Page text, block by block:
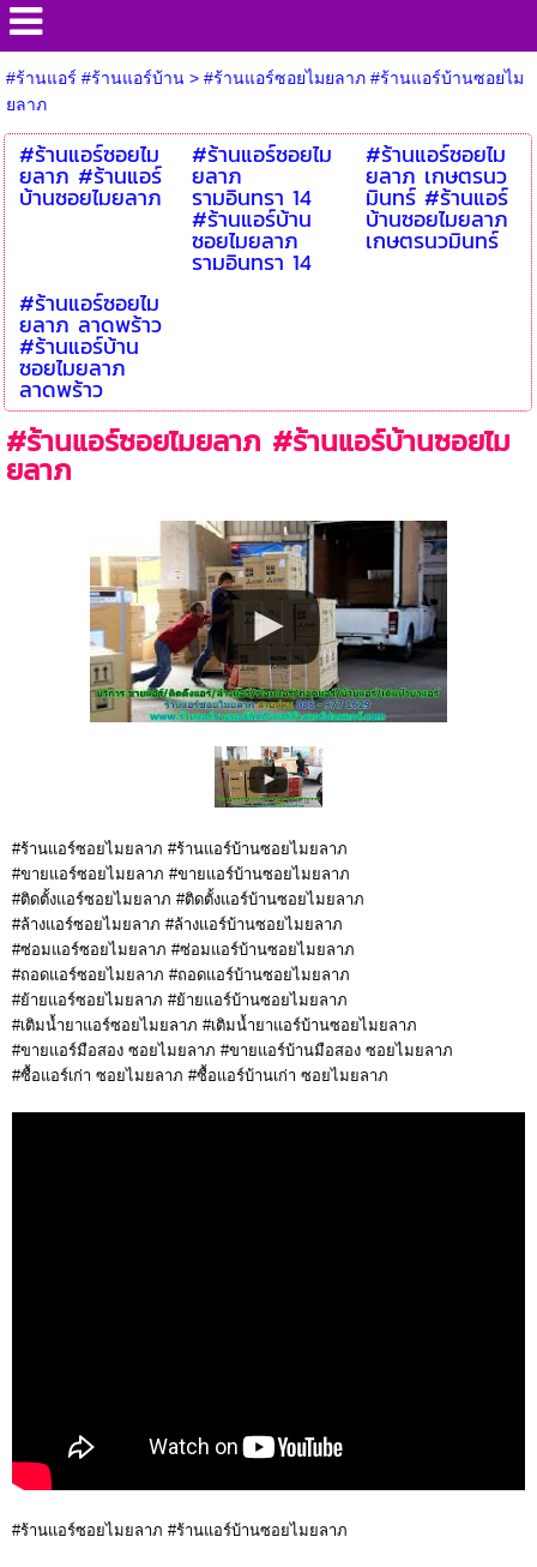
#ร้านแอร์ #ร้านแอร์บ้าน> #ร้านแอร์ซอยไมยลาภ #ร้านแอร์บ้านซอยไม
ยลาภ
#ร้านแอร์ซอยไม
ยลาภ #ร้านแอร์
บ้านซอยไมยลาภ
#ร้านแอร์ซอยไม
ยลาภ
รามอินทรา 14
#ร้านแอร์บ้าน
ซอยไมยลาภ
รามอินทรา 14
#ร้านแอร์ซอยไม
ยลาภ เกษตรนว
มินทร์ #ร้านแอร์
บ้านซอยไมยลาภ
เกษตรนวมินทร์
#ร้านแอร์ซอยไม
ยลาภ ลาดพร้าว
#ร้านแอร์บ้าน
ซอยไมยลาภ
ลาดพร้าว
#ร้านแอร์ซอยไมยลาภ #ร้านแอร์บ้านซอยไม
ยลาภ
#ร้านแอร์ซอยไมยลาภ #ร้านแอร์บ้านซอยไมยลาภ
#ขายแอร์ซอยไมยลาภ #ขายแอร์บ้านซอยไมยลาภ
#ติดตั้งแอร์ซอยไมยลาภ #ติดตั้งแอร์บ้านซอยไมยลาภ
#ล้างแอร์ซอยไมยลาภ #ล้างแอร์บ้านซอยไมยลาภ
#ซ่อมแอร์ซอยไมยลาภ #ซ่อมแอร์บ้านซอยไมยลาภ
#ถอดแอร์ซอยไมยลาภ #ถอดแอร์บ้านซอยไมยลาภ
#ย้ายแอร์ซอยไมยลาภ #ย้ายแอร์บ้านซอยไมยลาภ
#เติมน้ำยาแอร์ซอยไมยลาภ #เติมน้ำยาแอร์บ้านซอยไมยลาภ
#ขายแอร์มือสอง ซอยไมยลาภ #ขายแอร์บ้านมือสอง ซอยไมยลาภ
#ซื้อแอร์เก่า ซอยไมยลาภ #ซื้อแอร์บ้านเก่า ซอยไมยลาภ
#ร้านแอร์ซอยไมยลาภ #ร้านแอร์บ้านซอยไมยลาภ